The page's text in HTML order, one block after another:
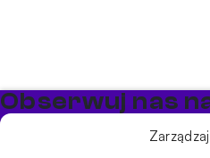
Obserwuj nas
Bądź na bieżąco z promocjami i